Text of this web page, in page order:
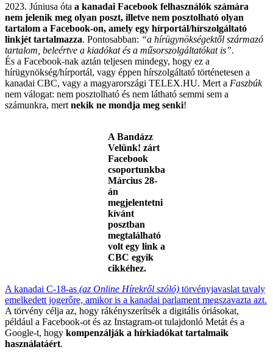
2023. Júniusa óta a kanadai Facebook felhasználók számára
nem jelenik meg olyan poszt, illetve nem posztolható olyan
tartalom a Facebook-on, amely egy hírportál/hírszolgáltató
linkjét tartalmazza. Pontosabban: “a hírügynökségektől származó
tartalom, beleértve a kiadókat és a műsorszolgáltatókat is”.
És a Facebook-nak aztán teljesen mindegy, hogy ez a
hírügynökség/hírportál, vagy éppen hírszolgáltató történetesen a
kanadai CBC, vagy a magyarországi TELEX.HU. Mert a Faszbúk
nem válogat: nem posztolható és nem látható semmi sem a
számunkra, mert nekik ne mondja meg senki!
A Bandázz
Velünk! zárt
Facebook
csoportunkba
Március 28-
án
megjelentetni
kívánt
posztban
megtalálható
volt egy link a
CBC egyik
cikkéhez.
A kanadai C-18-as (az Online Hírekről szóló) törvényjavaslat tavaly
emelkedett jogerőre, amikor is a kanadai parlament megszavazta azt.
A törvény célja az, hogy rákényszerítsék a digitális óriásokat,
például a Facebook-ot és az Instagram-ot tulajdonló Metát és a
Google-t, hogy kompenzálják a hírkiadókat tartalmaik
használatáért.